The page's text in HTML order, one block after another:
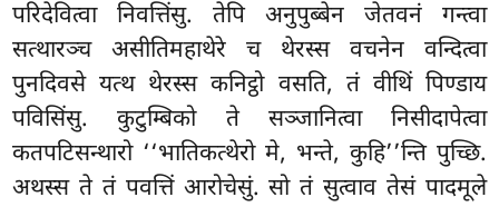
परिदेवित्वा निवत्तिंसु. तेपि अनुपुब्बेन जेतवनं गन्त्वा
सत्थारञ्च असीतिमहाथेरे च थेरस्स वचनेन वन्दित्वा
पुनदिवसे यत्थ थेरस्स कनिट्ठो वसति, तं वीथिं पिण्डाय
पविसिंसु. कुटुम्बिको ते सञ्जानित्वा निसीदापेत्वा
कतपटिसन्थारो ‘‘भातिकत्थेरो मे, भन्ते, कुहि’’न्ति पुच्छि.
अथस्स ते तं पवत्तिं आरोचेसुं. सो तं सुत्वाव तेसं पादमूले